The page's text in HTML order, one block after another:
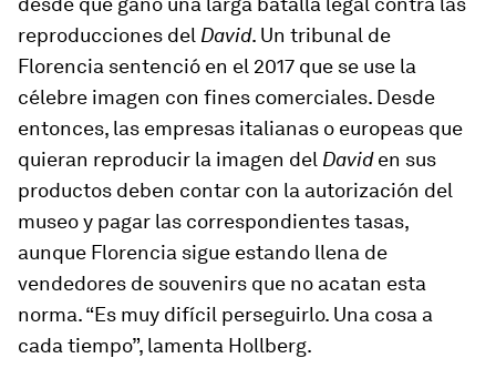
reproducciones del David. Un tribunal de
Florencia sentenció en el 2017 que se use la
célebre imagen con fines comerciales. Desde
entonces, las empresas italianas o europeas que
quieran reproducir la imagen del Daviden sus
productos deben contar con la autorización del
museo y pagar las correspondientes tasas,
aunque Florencia sigue estando llena de
vendedores de souvenirs que no acatan esta
norma. “Es muy difícil perseguirlo. Una cosa a
cada tiempo”, lamenta Hollberg.